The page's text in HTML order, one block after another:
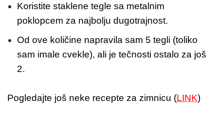
Koristite staklene tegle sa metalnim
poklopcem za najbolju dugotrajnost.
Od ove količine napravila sam 5 tegli (toliko
sam imale cvekle), ali je tečnosti ostalo za još
2.
Pogledajte još neke recepte za zimnicu (LINK)